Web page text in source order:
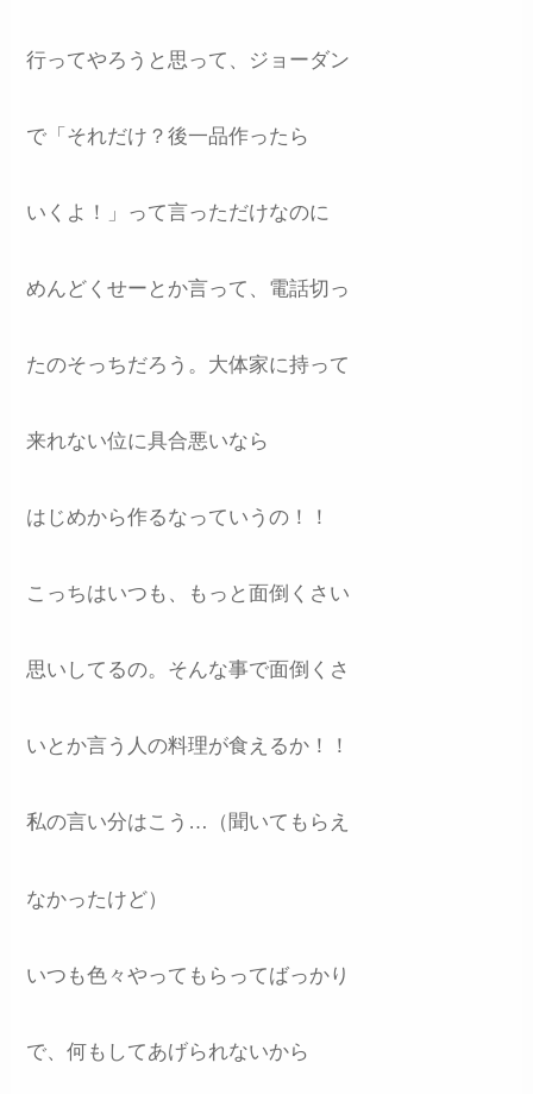
行ってやろうと思って、ジョーダン
で「それだけ？後一品作ったら
いくよ！」って言っただけなのに
めんどくせーとか言って、電話切っ
たのそっちだろう。大体家に持って
来れない位に具合悪いなら
はじめから作るなっていうの！！
こっちはいつも、もっと面倒くさい
思いしてるの。そんな事で面倒くさ
いとか言う人の料理が食えるか！！
私の言い分はこう…（聞いてもらえ
なかったけど）
いつも色々やってもらってばっかり
で、何もしてあげられないから